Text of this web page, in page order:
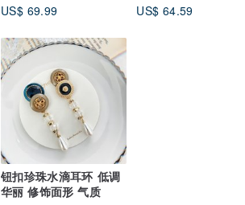
US$ 69.99
US$ 64.59
钮扣珍珠水滴耳环 低调
华丽 修饰面形 气质